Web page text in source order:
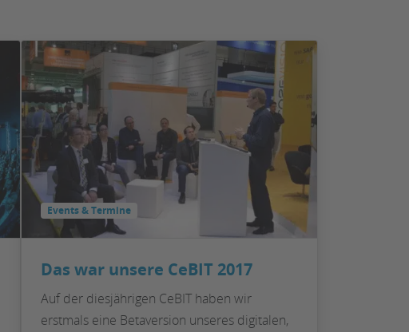
Events & Termine
Das war unsere CeBIT 2017
Auf der diesjährigen CeBIT haben wir
erstmals eine Betaversion unseres digitalen,